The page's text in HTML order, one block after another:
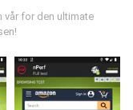
av en
hvert 15.
vår for den ultimate